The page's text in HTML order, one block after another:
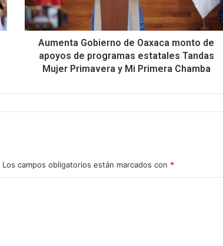
Aumenta Gobierno de Oaxaca monto de
apoyos de programas estatales Tandas
Mujer Primavera y Mi Primera Chamba
Los campos obligatorios están marcados con *